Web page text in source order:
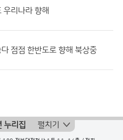
우리나라 향해
점점 한반도로 향해 북상중
누리집 펼치기